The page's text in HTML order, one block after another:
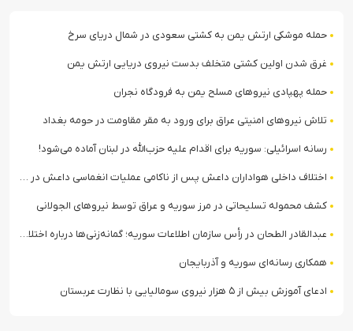
حمله موشکی ارتش یمن به کشتی سعودی در شمال دریای سرخ
غرق شدن اولین کشتی متخلف بدست نیروی دریایی ارتش یمن
حمله پهپادی نیروهای مسلح یمن به فرودگاه نجران
تلاش نیروهای امنیتی عراق برای ورود به مقر مقاومت در حومه بغداد
رسانه اسرائیلی: سوریه برای اقدام علیه حزب‌الله در لبنان آماده می‌شود!
اختلاف داخلی هواداران داعش پس از ناکامی عملیات انغماسی داعش در رقه
کشف محموله تسلیحاتی در مرز سوریه و عراق توسط نیروهای الجولانی
عبدالقادر الطحان در رأس سازمان اطلاعات سوریه؛ گمانه‌زنی‌ها درباره اختلافات در ساختار امنیتی
همکاری رسانه‌ای سوریه و آذربایجان
ادعای آموزش بیش از ۵ هزار نیروی سومالیایی با نظارت عربستان